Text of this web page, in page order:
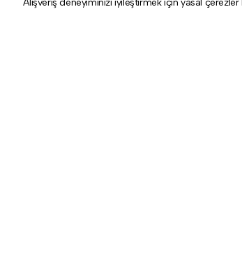
Alışveriş deneyiminizi iyileştirmek için yasal